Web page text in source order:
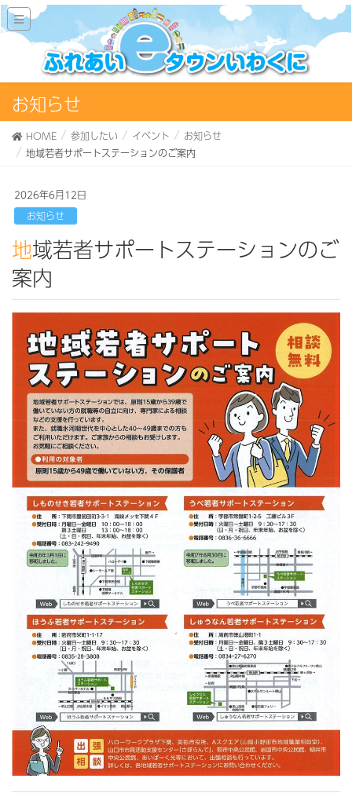
お知らせ
HOME 参加したい イベント
お知らせ
地域若者サポートステーションのご案内
2026年6月12日
お知らせ
地域若者サポートステーションのご
案内